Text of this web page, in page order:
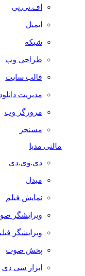
اف.تی.پی
ایمیل
شبکه
طراحی وب
قالب سایت
مدیریت دانلود
مرورگر وب
مسنجر
مالتی مدیا
دی.وی.دی
مبدل
نمایش فیلم
ویرایشگر صوت
ویرایشگر فیلم
پخش صوت
ابزار سی دی